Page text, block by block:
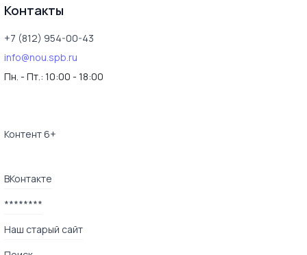
Контакты
+7 (812) 954-00-43
info@nou.spb.ru
Пн. - Пт.: 10:00 - 18:00
Контент 6+
ВКонтакте
********
Наш старый сайт